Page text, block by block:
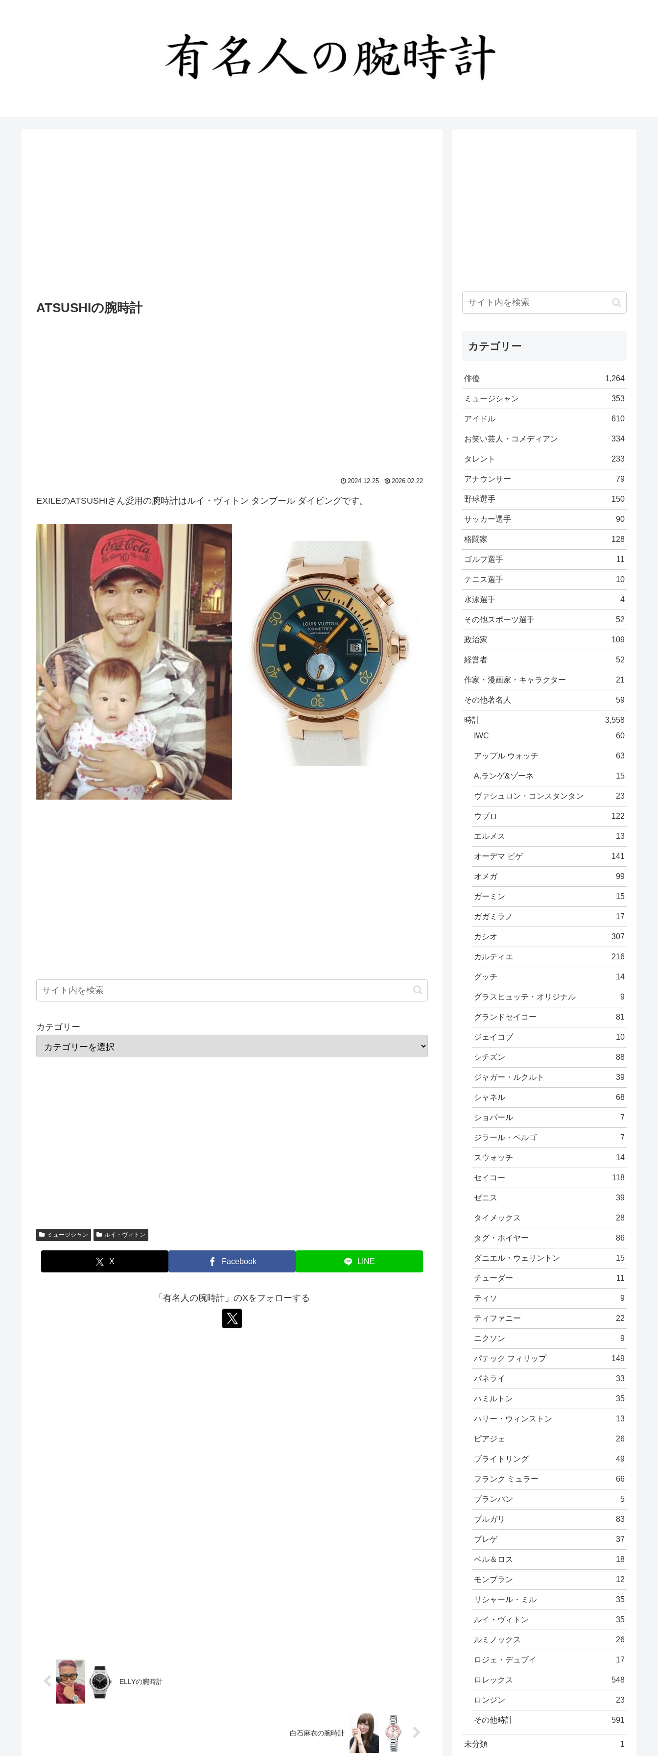
ATSUSHIの腕時計
2024.12.25 2026.02.22
EXILEのATSUSHIさん愛用の腕時計はルイ・ヴィトン タンブール ダイビングです。
カテゴリー
ミュージシャン ルイ・ヴィトン
X Facebook LINE
「有名人の腕時計」のXをフォローする
ELLYの腕時計
白石麻衣の腕時計
カテゴリー
俳優 1,264
ミュージシャン 353
アイドル 610
お笑い芸人・コメディアン 334
タレント 233
アナウンサー 79
野球選手 150
サッカー選手 90
格闘家 128
ゴルフ選手 11
テニス選手 10
水泳選手 4
その他スポーツ選手 52
政治家 109
経営者 52
作家・漫画家・キャラクター 21
その他著名人 59
時計
3,558
IWC
60
アップル ウォッチ 63
A.ランゲ&ゾーネ 15
ヴァシュロン・コンスタンタン 23
ウブロ 122
エルメス 13
オーデマ ピゲ 141
オメガ 99
ガーミン 15
ガガミラノ 17
カシオ 307
カルティエ 216
グッチ 14
グラスヒュッテ・オリジナル 9
グランドセイコー 81
ジェイコブ 10
シチズン 88
ジャガー・ルクルト 39
シャネル 68
ショパール 7
ジラール・ペルゴ 7
スウォッチ 14
セイコー 118
ゼニス 39
タイメックス 28
タグ・ホイヤー 86
ダニエル・ウェリントン 15
チューダー 11
ティソ 9
ティファニー 22
ニクソン 9
パテック フィリップ 149
パネライ 33
ハミルトン 35
ハリー・ウィンストン 13
ピアジェ 26
ブライトリング 49
フランク ミュラー 66
ブランパン 5
ブルガリ 83
ブレゲ 37
ベル＆ロス 18
モンブラン 12
リシャール・ミル 35
ルイ・ヴィトン 35
ルミノックス 26
ロジェ・デュブイ 17
ロレックス 548
ロンジン 23
その他時計 591
未分類 1